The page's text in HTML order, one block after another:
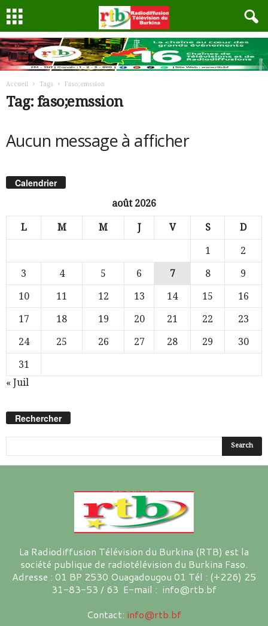
Accueil Tags Faso;emssion
Tag: faso;emssion
Aucun message à afficher
Calendrier
août 2026
L M M J V S D
1
2
3
4 5 6 7 8
9
10
11 12 13 14 15
16
17
18 19 20 21 22
23
24
25 26 27 28 29
30
31
« Juil
Rechercher
La Radiodiffusion Télévision du Burkina (RTB) est la
société publique de radiotélévision du Burkina Faso.
Adresse : 01 BP 2530 Ouagadougou 01 Tél : (+226) 25
31-83-53 / 63 E-mail : info@rtb.bf
Contact: info@rtb.bf